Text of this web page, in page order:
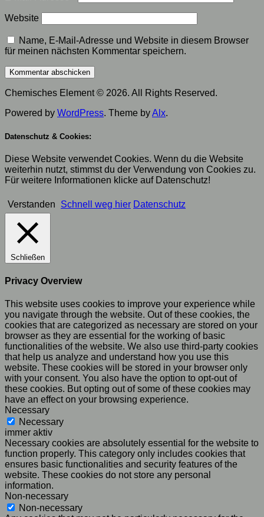
Website
Name, E-Mail-Adresse und Website in diesem Browser
für meinen nächsten Kommentar speichern.
Chemisches Element © 2026. All Rights Reserved.
Powered by WordPress. Theme byAlx.
Datenschutz & Cookies:
Diese Website verwendet Cookies. Wenn du die Website
weiterhin nutzt, stimmst du der Verwendung von Cookies zu.
Für weitere Informationen klicke auf Datenschutz!
Verstanden Schnell weg hier Datenschutz
Schließen
Privacy Overview
This website uses cookies to improve your experience while
you navigate through the website. Out of these cookies, the
cookies that are categorized as necessary are stored on your
browser as they are essential for the working of basic
functionalities of the website. We also use third-party cookies
that help us analyze and understand how you use this
website. These cookies will be stored in your browser only
with your consent. You also have the option to opt-out of
these cookies. But opting out of some of these cookies may
have an effect on your browsing experience.
Necessary
Necessary
immer aktiv
Necessary cookies are absolutely essential for the website to
function properly. This category only includes cookies that
ensures basic functionalities and security features of the
website. These cookies do not store any personal
information.
Non-necessary
Non-necessary